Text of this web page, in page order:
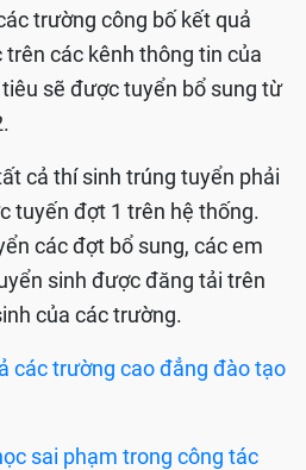
trường công bố kết quả
các kênh thông tin của
sẽ được tuyển bổ sung từ
cả thí sinh trúng tuyển phải
tuyến đợt 1 trên hệ thống.
các đợt bổ sung, các em
sinh được đăng tải trên
của các trường.
các trường cao đẳng đào tạo
sai phạm trong công tác